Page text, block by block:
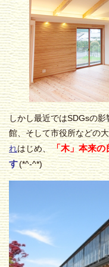
しかし最近ではSDGsの
館、そして市役所などの
れはじめ、「木」本来の
す(*^-^*)